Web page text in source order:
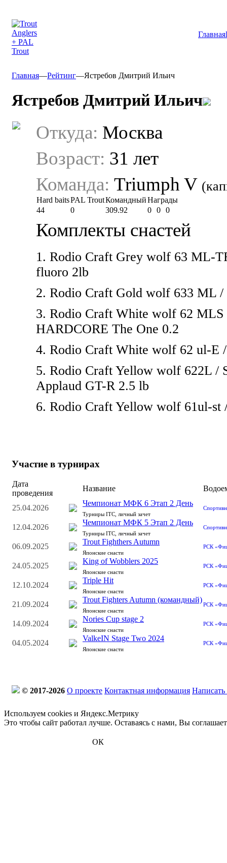
Главная
Главная—Рейтинг—Ястребов Дмитрий Ильич
Ястребов Дмитрий Ильич
Откуда: Москва
Возраст: 31 лет
Команда: Triumph V
Hard baitsPAL TroutКомандныйНаграды
44
0 309.92 0 0 0
Комплекты снастей
1. Rodio Craft Grey wolf 63 ML-
fluoro 2lb
2. Rodio Craft Gold wolf 633 ML /
3. Rodio Craft White wolf 62 MLS
HARDCORE The One 0.2
4. Rodio Craft White wolf 62 ul-E /
5. Rodio Craft Yellow wolf 622L /
Applaud GT-R 2.5 lb
6. Rodio Craft Yellow wolf 61ul-st
Участие в турнирах
Дата
проведения
Название
25.04.2026
Чемпионат МФК 6 Этап 2 День
Турниры ITC, личный зачет
12.04.2026
Чемпионат МФК 5 Этап 2 День
Турниры ITC, личный зачет
06.09.2025
Trout Fighthers Autumn
Японские снасти
РСК
24.05.2025
King of Wobblers 2025
Японские снасти
РСК
12.10.2024
Triple Hit
Японские снасти
РСК
21.09.2024
Trout Fighters Autumn (командный)
Японские снасти
РСК
14.09.2024
Nories Cup stage 2
Японские снасти
РСК
04.05.2024
ValkeIN Stage Two 2024
Японские снасти
РСК
© 2017-2026 О проекте Контактная информация
Используем cookies и Яндекс.Метрику
Это чтобы сайт работал лучше. Оставаясь с нами, Вы
ОК